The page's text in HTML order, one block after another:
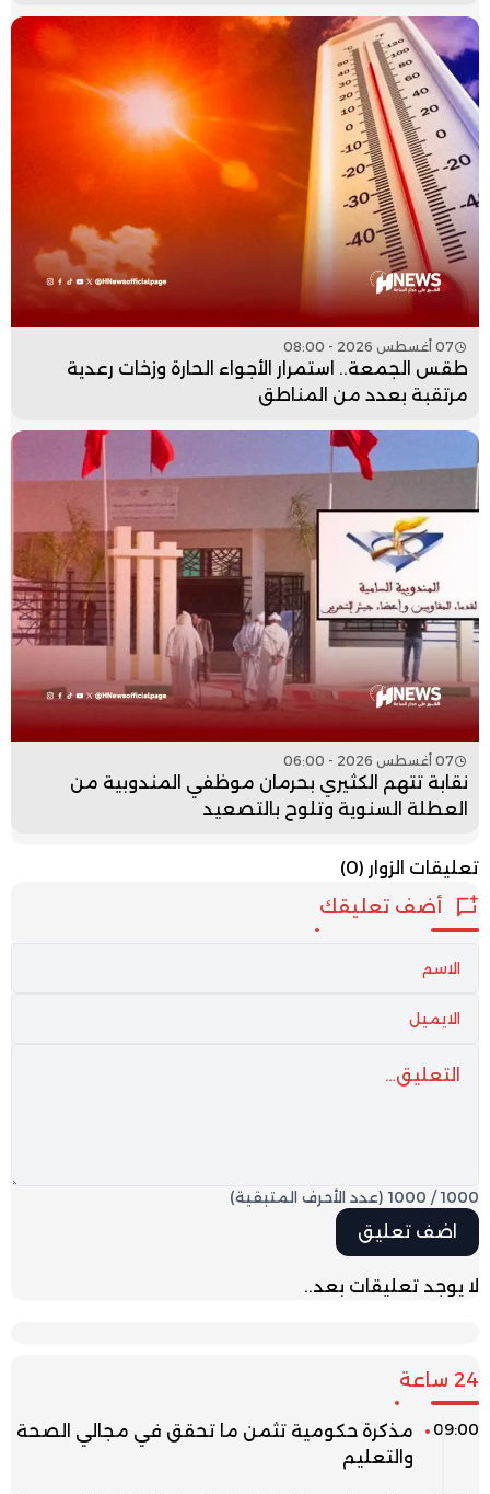
07 أغسطس 2026 - 08:00
طقس الجمعة.. استمرار الأجواء الحارة وزخات رعدية
مرتقبة بعدد من المناطق
07 أغسطس 2026 - 06:00
نقابة تتهم الكثيري بحرمان موظفي المندوبية من
العطلة السنوية وتلوح بالتصعيد
تعليقات الزوار (0)
أضف تعليقك
1000
/
1000 (عدد الأحرف المتبقية)
لا يوجد تعليقات بعد..
24 ساعة
09:00
مذكرة حكومية تثمن ما تحقق في مجالي الصحة
والتعليم